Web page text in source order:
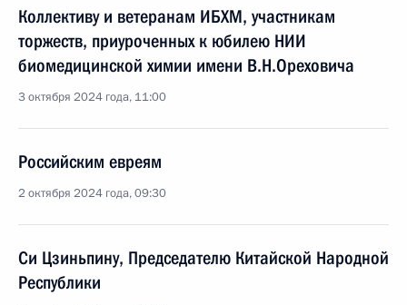
Коллективу и ветеранам ИБХМ, участникам
торжеств, приуроченных к юбилею НИИ
биомедицинской химии имени В.Н.Ореховича
3 октября 2024 года, 11:00
Российским евреям
2 октября 2024 года, 09:30
Си Цзиньпину, Председателю Китайской Народной
Республики